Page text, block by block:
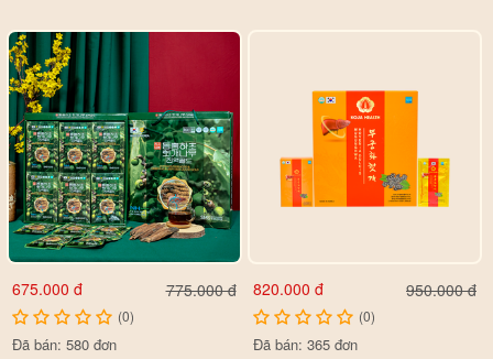
675.000 đ 775.000 đ
(0)
Đã bán: 580 đơn
820.000 đ 950.000 đ
(0)
Đã bán: 365 đơn